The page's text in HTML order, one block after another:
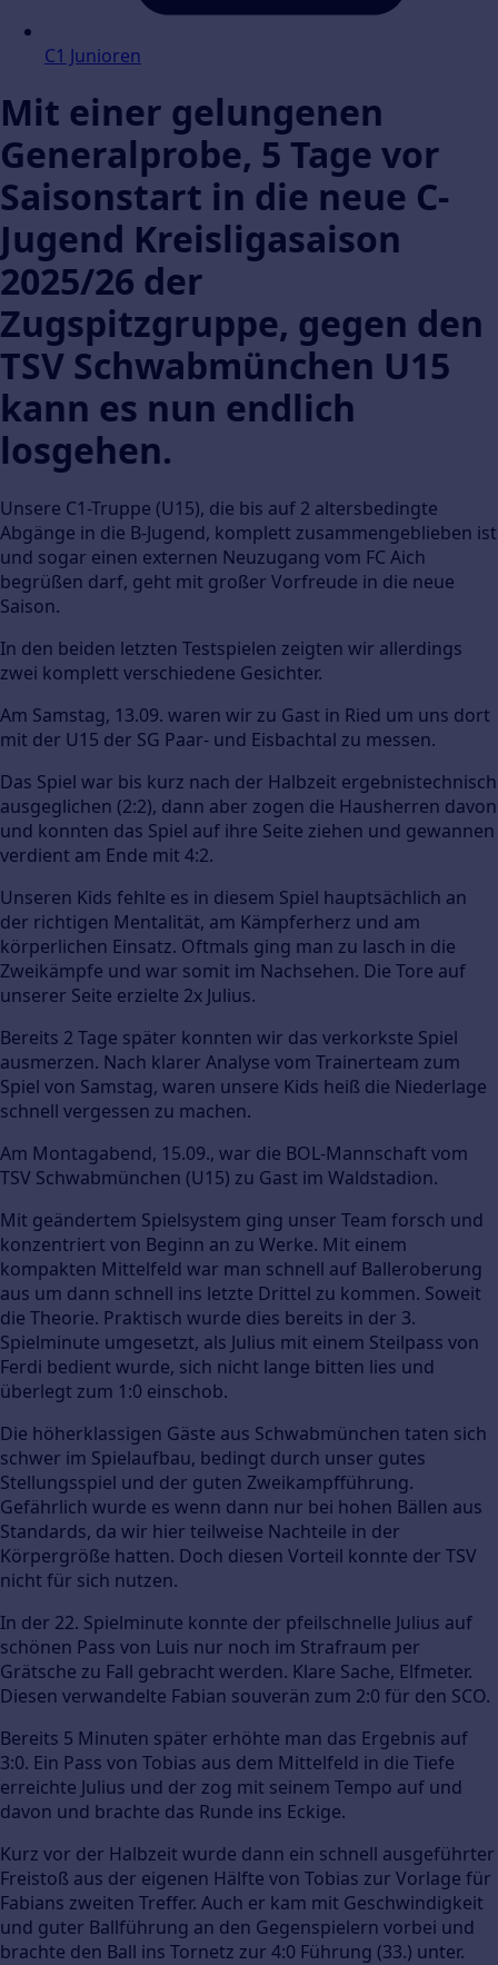
C1 Junioren
Mit einer gelungenen
Generalprobe, 5 Tage vor
Saisonstart in die neue C-
Jugend Kreisligasaison
2025/26 der
Zugspitzgruppe, gegen den
TSV Schwabmünchen U15
kann es nun endlich
losgehen.
Unsere C1-Truppe (U15), die bis auf 2 altersbedingte
Abgänge in die B-Jugend, komplett zusammengeblieben ist
und sogar einen externen Neuzugang vom FC Aich
begrüßen darf, geht mit großer Vorfreude in die neue
Saison.
In den beiden letzten Testspielen zeigten wir allerdings
zwei komplett verschiedene Gesichter.
Am Samstag, 13.09. waren wir zu Gast in Ried um uns dort
mit der U15 der SG Paar- und Eisbachtal zu messen.
Das Spiel war bis kurz nach der Halbzeit ergebnistechnisch
ausgeglichen (2:2), dann aber zogen die Hausherren davon
und konnten das Spiel auf ihre Seite ziehen und gewannen
verdient am Ende mit 4:2.
Unseren Kids fehlte es in diesem Spiel hauptsächlich an
der richtigen Mentalität, am Kämpferherz und am
körperlichen Einsatz. Oftmals ging man zu lasch in die
Zweikämpfe und war somit im Nachsehen. Die Tore auf
unserer Seite erzielte 2x Julius.
Bereits 2 Tage später konnten wir das verkorkste Spiel
ausmerzen. Nach klarer Analyse vom Trainerteam zum
Spiel von Samstag, waren unsere Kids heiß die Niederlage
schnell vergessen zu machen.
Am Montagabend, 15.09., war die BOL-Mannschaft vom
TSV Schwabmünchen (U15) zu Gast im Waldstadion.
Mit geändertem Spielsystem ging unser Team forsch und
konzentriert von Beginn an zu Werke. Mit einem
kompakten Mittelfeld war man schnell auf Balleroberung
aus um dann schnell ins letzte Drittel zu kommen. Soweit
die Theorie. Praktisch wurde dies bereits in der 3.
Spielminute umgesetzt, als Julius mit einem Steilpass von
Ferdi bedient wurde, sich nicht lange bitten lies und
überlegt zum 1:0 einschob.
Die höherklassigen Gäste aus Schwabmünchen taten sich
schwer im Spielaufbau, bedingt durch unser gutes
Stellungsspiel und der guten Zweikampfführung.
Gefährlich wurde es wenn dann nur bei hohen Bällen aus
Standards, da wir hier teilweise Nachteile in der
Körpergröße hatten. Doch diesen Vorteil konnte der TSV
nicht für sich nutzen.
In der 22. Spielminute konnte der pfeilschnelle Julius auf
schönen Pass von Luis nur noch im Strafraum per
Grätsche zu Fall gebracht werden. Klare Sache, Elfmeter.
Diesen verwandelte Fabian souverän zum 2:0 für den SCO.
Bereits 5 Minuten später erhöhte man das Ergebnis auf
3:0. Ein Pass von Tobias aus dem Mittelfeld in die Tiefe
erreichte Julius und der zog mit seinem Tempo auf und
davon und brachte das Runde ins Eckige.
Kurz vor der Halbzeit wurde dann ein schnell ausgeführter
Freistoß aus der eigenen Hälfte von Tobias zur Vorlage für
Fabians zweiten Treffer. Auch er kam mit Geschwindigkeit
und guter Ballführung an den Gegenspielern vorbei und
brachte den Ball ins Tornetz zur 4:0 Führung (33.) unter.